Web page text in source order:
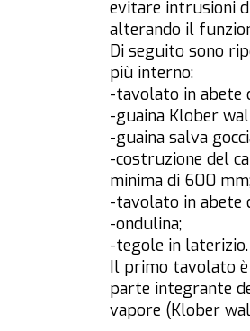
evitare intrusioni
alterando il
Di seguito sono
più interno:
-tavolato in abete
-guaina Klober
-guaina salva
-costruzione del
minima di 600
-tavolato in abete
-ondulina;
-tegole in laterizio.
Il primo tavolato è
parte integrante
vapore (Klober